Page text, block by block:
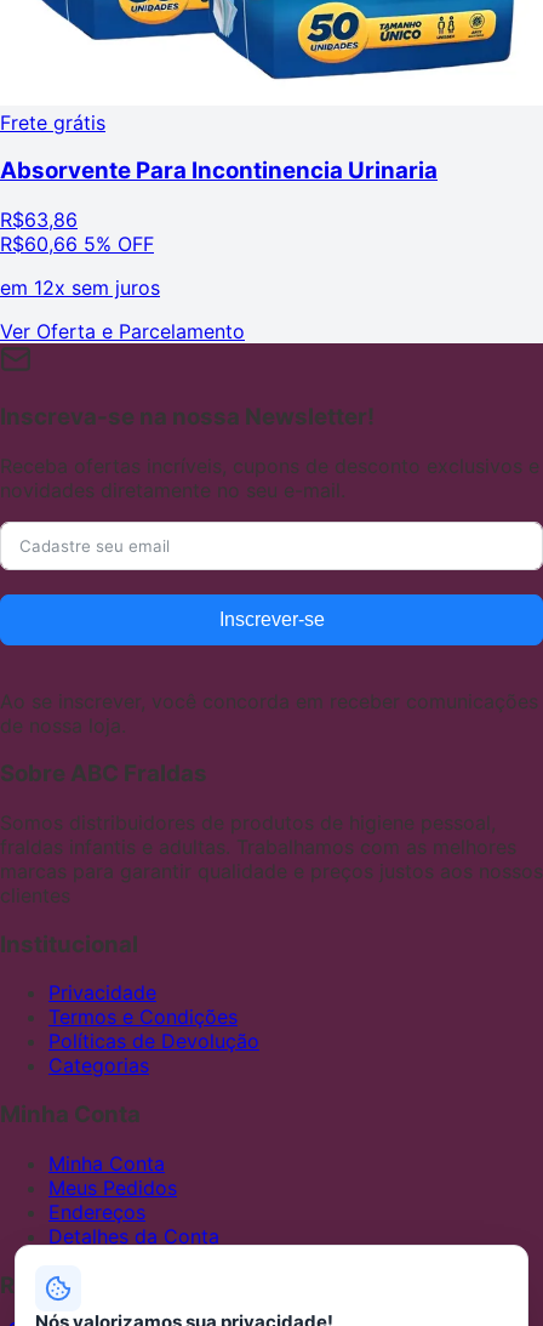
Frete grátis
Absorvente Para Incontinencia Urinaria
R$63,86
R$60,66 5% OFF
em 12x sem juros
Ver Oferta e Parcelamento
Inscreva-se na nossa Newsletter!
Receba ofertas incríveis, cupons de desconto exclusivos e
novidades diretamente no seu e-mail.
Inscrever-se
Ao se inscrever, você concorda em receber comunicações
de nossa loja.
Sobre ABC Fraldas
Somos distribuidores de produtos de higiene pessoal,
fraldas infantis e adultas. Trabalhamos com as melhores
marcas para garantir qualidade e preços justos aos nossos
clientes
Institucional
Privacidade
Termos e Condições
Políticas de Devolução
Categorias
Minha Conta
Minha Conta
Meus Pedidos
Endereços
Detalhes da Conta
Redes Sociais